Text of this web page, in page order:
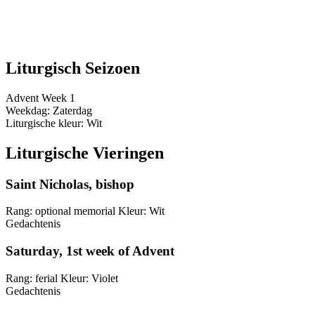
Liturgisch Seizoen
Advent Week 1
Weekdag: Zaterdag
Liturgische kleur: Wit
Liturgische Vieringen
Saint Nicholas, bishop
Rang: optional memorial Kleur: Wit
Gedachtenis
Saturday, 1st week of Advent
Rang: ferial Kleur: Violet
Gedachtenis